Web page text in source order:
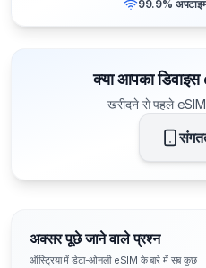
99.9%
क्या आपका
खरीदने से पहले
अक्सर पूछे जाने वाले प्रश्न
ऑस्ट्रिया में डेटा-ओनली eSIM के बारे में सब कुछ